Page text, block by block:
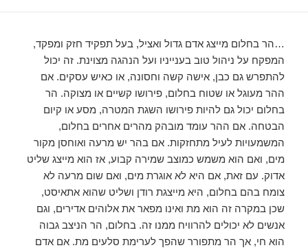
…הר בחלום מייצג אדם גדול ואציל, בעל תפקיד חזק ומפקד,
המפקח על ניהול טוב בענייניו ועל הנהגה מצוינת. זה יכול
להתפרש גם כבן, אישה קשה וחסונה, או כאיש עסקים. אם
ההר מעוגל או שטוח בחלום, פירושו קשיים או מצוקה. הר
בחלום יכול גם להיות פירושו השגת המטרה, מסע או קיום
הבטחה. אם ההר עומד מובהק מהרים אחרים בחלום,
המשמעויות לעיל מתחזקות. אם בהר יש מרעה ואוחסן מקור
מים, ואם הוא משמש כמוצב שמירה קבוע, אז הוא מייצג שליט
אדוק. עם זאת, אם היא לא אוגרת מים, ואם שום מרעה לא
צומח בהם בחלום, היא מייצגת רודן ושליט שהוא אתאיסט,
שכן במקרה זה הוא מת ואינו מפאר את אלוהים אדירים, וגם
אנשים לא יכולים להרוויח ממנו זה. בחלום, הר הניצב גבוה
הוא חי, אך הר מתפורר שהפך לערימת סלעים מת. אם אדם